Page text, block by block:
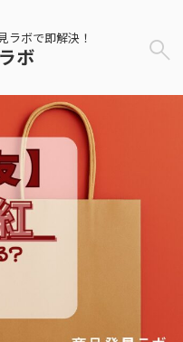
ラボで即解決！
ボ